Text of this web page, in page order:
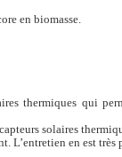
en biomasse.
thermiques qui
solaires
L’entretien en est très